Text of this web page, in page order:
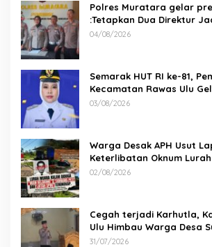
Polres Muratara gelar
:Tetapkan Dua Direktur
Kecelakaan Maut antara
04/08/2026
Semarak HUT RI ke-81,
Kecamatan Rawas Ulu
Lomba
03/08/2026
Warga Desak APH Usut Laporan Dugaan
Keterlibatan Oknum
02/08/2026
Cegah terjadi Karhutla,
Ulu Himbau Warga Desa
Sesuai Maklumat Kapolda
31/07/2026